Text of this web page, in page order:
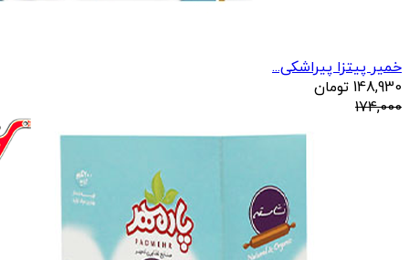
خمیر پیتزا پیراشکی...
148,930 تومان
174,000